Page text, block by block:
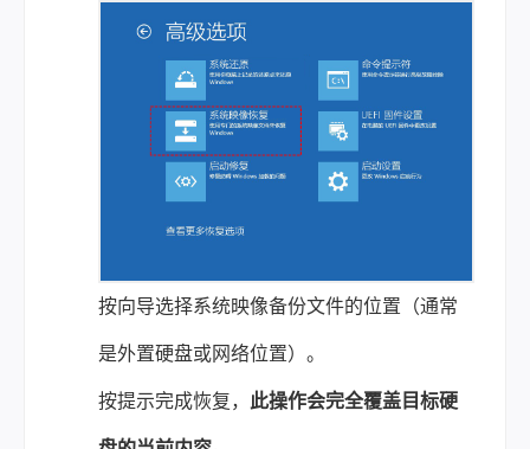
按向导选择系统映像备份文件的位置（通常
是外置硬盘或网络位置）。
按提示完成恢复， 此操作会完全覆盖目标硬